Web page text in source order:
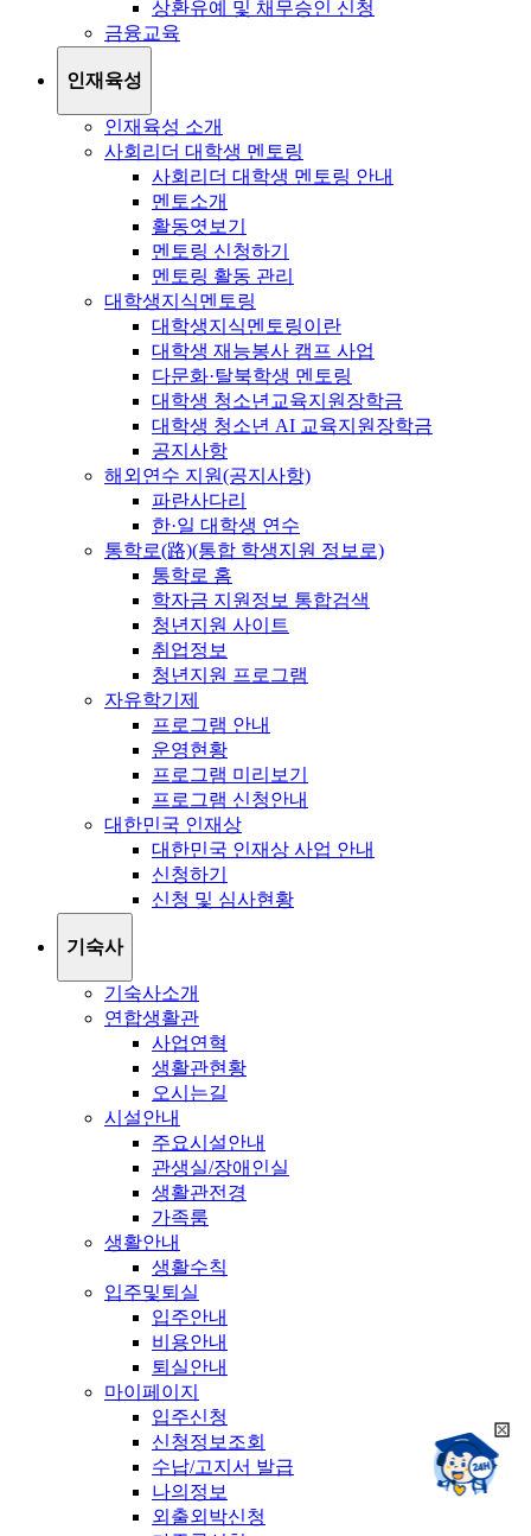
상환유예 및 채무승인 신청
금융교육
인재육성
인재육성 소개
사회리더 대학생 멘토링
사회리더 대학생 멘토링 안내
멘토소개
활동엿보기
멘토링 신청하기
멘토링 활동 관리
대학생지식멘토링
대학생지식멘토링이란
대학생 재능봉사 캠프 사업
다문화·탈북학생 멘토링
대학생 청소년교육지원장학금
대학생 청소년 AI 교육지원장학금
공지사항
해외연수 지원(공지사항)
파란사다리
한·일 대학생 연수
통학로(路)(통합 학생지원 정보로)
통학로 홈
학자금 지원정보 통합검색
청년지원 사이트
취업정보
청년지원 프로그램
자유학기제
프로그램 안내
운영현황
프로그램 미리보기
프로그램 신청안내
대한민국 인재상
대한민국 인재상 사업 안내
신청하기
신청 및 심사현황
기숙사
기숙사소개
연합생활관
사업연혁
생활관현황
오시는길
시설안내
주요시설안내
관생실/장애인실
생활관전경
가족룸
생활안내
생활수칙
입주및퇴실
입주안내
비용안내
퇴실안내
마이페이지
입주신청
신청정보조회
수납/고지서 발급
나의정보
외출외박신청
챗봇상담:
24시
채팅상담:
9시~18시
희